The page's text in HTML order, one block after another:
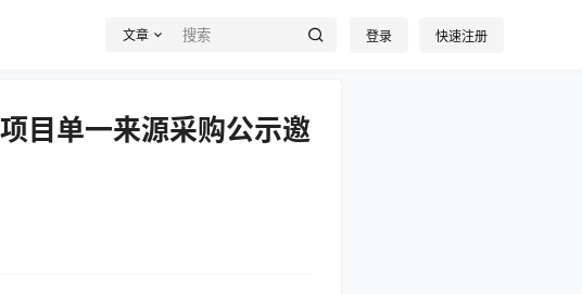
文章 登录 快速注册
目单一来源采购公示邀